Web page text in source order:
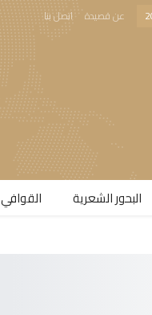
عن قصيدة اتصل بنا
البحور الشعرية​